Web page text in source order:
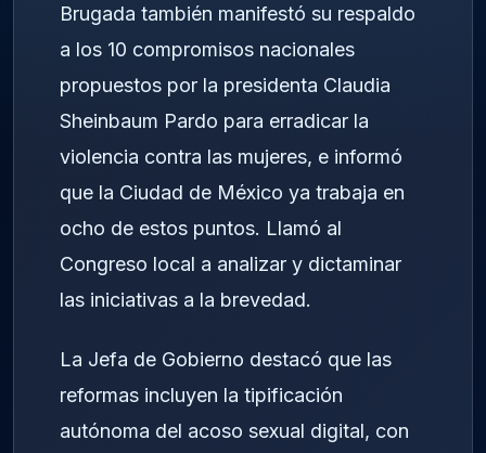
Brugada también manifestó su respaldo
a los 10 compromisos nacionales
propuestos por la presidenta Claudia
Sheinbaum Pardo para erradicar la
violencia contra las mujeres, e informó
que la Ciudad de México ya trabaja en
ocho de estos puntos. Llamó al
Congreso local a analizar y dictaminar
las iniciativas a la brevedad.
La Jefa de Gobierno destacó que las
reformas incluyen la tipificación
autónoma del acoso sexual digital, con